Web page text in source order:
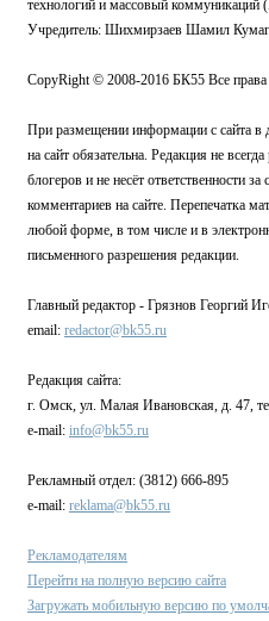
технологий и массовый коммуникаций
Учредитель: Шихмирзаев Шамил
CopyRight © 2008-2016 БК55 Все
При размещении информации с сайта в
на сайт обязательна. Редакция не
блогеров и не несёт ответственности
комментариев на сайте. Перепечатка
любой форме, в том числе и в
письменного разрешения редакции.
Главный редактор - Грязнов Георгий
email: redactor@bk55.ru
Редакция сайта:
г. Омск, ул. Малая Ивановская, д. 47,
e-mail: info@bk55.ru
Рекламный отдел: (3812) 666-895
e-mail: reklama@bk55.ru
Рекламодателям
Перейти на полную версию сайта
Загружать мобильную версию по